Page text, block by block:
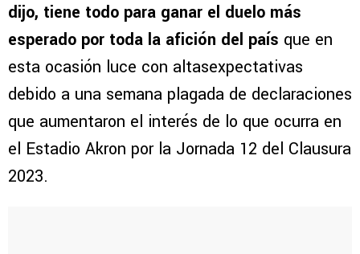
dijo, tiene todo para ganar el duelo más
esperado por toda la afición del país que en
esta ocasión luce con altasexpectativas
debido a una semana plagada de declaraciones
que aumentaron el interés de lo que ocurra en
el Estadio Akron por la Jornada 12 del Clausura
2023.